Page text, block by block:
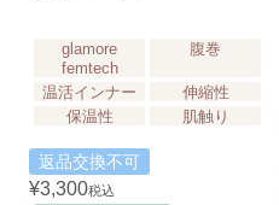
glamore
femtech
腹巻
温活インナー
伸縮性
保温性
肌触り
返品交換不可
¥3,300税込